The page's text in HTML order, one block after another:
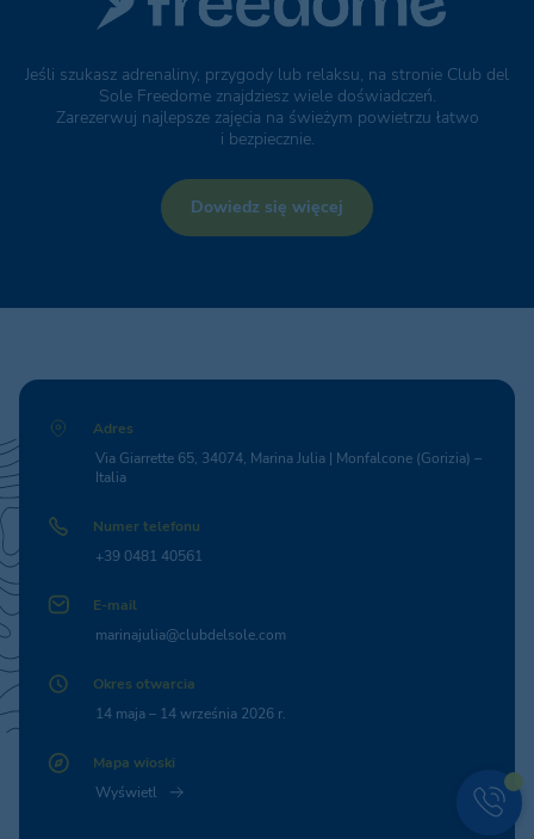
Jeśli szukasz adrenaliny, przygody lub relaksu, na stronie Club del
Sole Freedome znajdziesz wiele doświadczeń.
Zarezerwuj najlepsze zajęcia na świeżym powietrzu łatwo
i bezpiecznie.
Dowiedz się więcej
Adres
Via Giarrette 65, 34074, Marina Julia | Monfalcone (Gorizia) –
Italia
Numer telefonu
+39 0481 40561
E-mail
marinajulia@clubdelsole.com
Okres otwarcia
14 maja – 14 września 2026 r.
Mapa wioski
Wyświetl